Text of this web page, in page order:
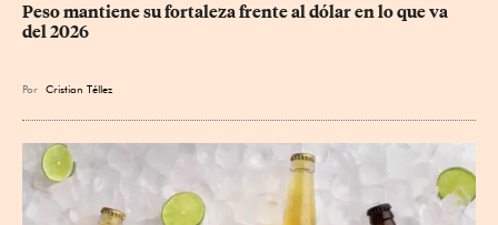
Peso mantiene su fortaleza frente al dólar en lo que va
del 2026
Por Cristian Téllez